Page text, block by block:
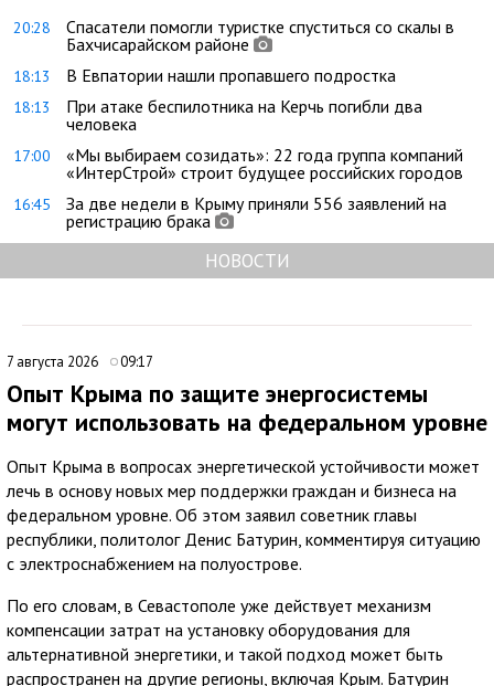
20:28
Спасатели помогли туристке спуститься со скалы в
Бахчисарайском районе
18:13 В Евпатории нашли пропавшего подростка
18:13
При атаке беспилотника на Керчь погибли два
человека
17:00
«Мы выбираем созидать»: 22 года группа компаний
«ИнтерСтрой» строит будущее российских городов
16:45
За две недели в Крыму приняли 556 заявлений на
регистрацию брака
НОВОСТИ
7 августа 2026 09:17
Опыт Крыма по защите энергосистемы
могут использовать на федеральном уровне
Опыт Крыма в вопросах энергетической устойчивости может
лечь в основу новых мер поддержки граждан и бизнеса на
федеральном уровне. Об этом заявил советник главы
республики, политолог Денис Батурин, комментируя ситуацию
с электроснабжением на полуострове.
По его словам, в Севастополе уже действует механизм
компенсации затрат на установку оборудования для
альтернативной энергетики, и такой подход может быть
распространен на другие регионы, включая Крым. Батурин